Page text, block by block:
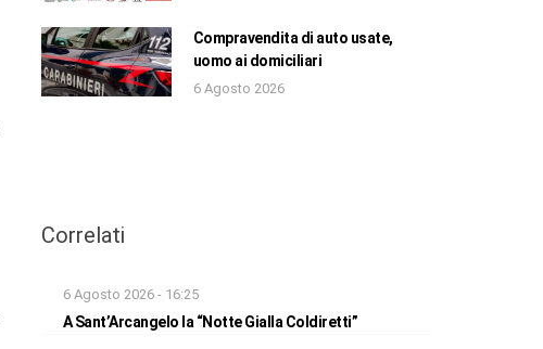
Compravendita di auto usate,
uomo ai domiciliari
6 Agosto 2026
Correlati
6 Agosto 2026 - 16:25
A Sant’Arcangelo la “Notte Gialla Coldiretti”